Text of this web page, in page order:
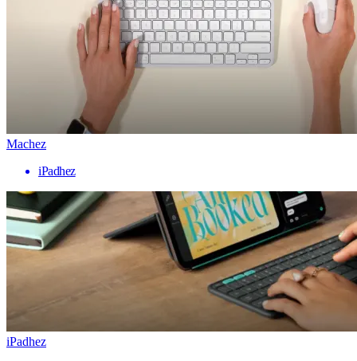
Machez
iPadhez
iPadhez